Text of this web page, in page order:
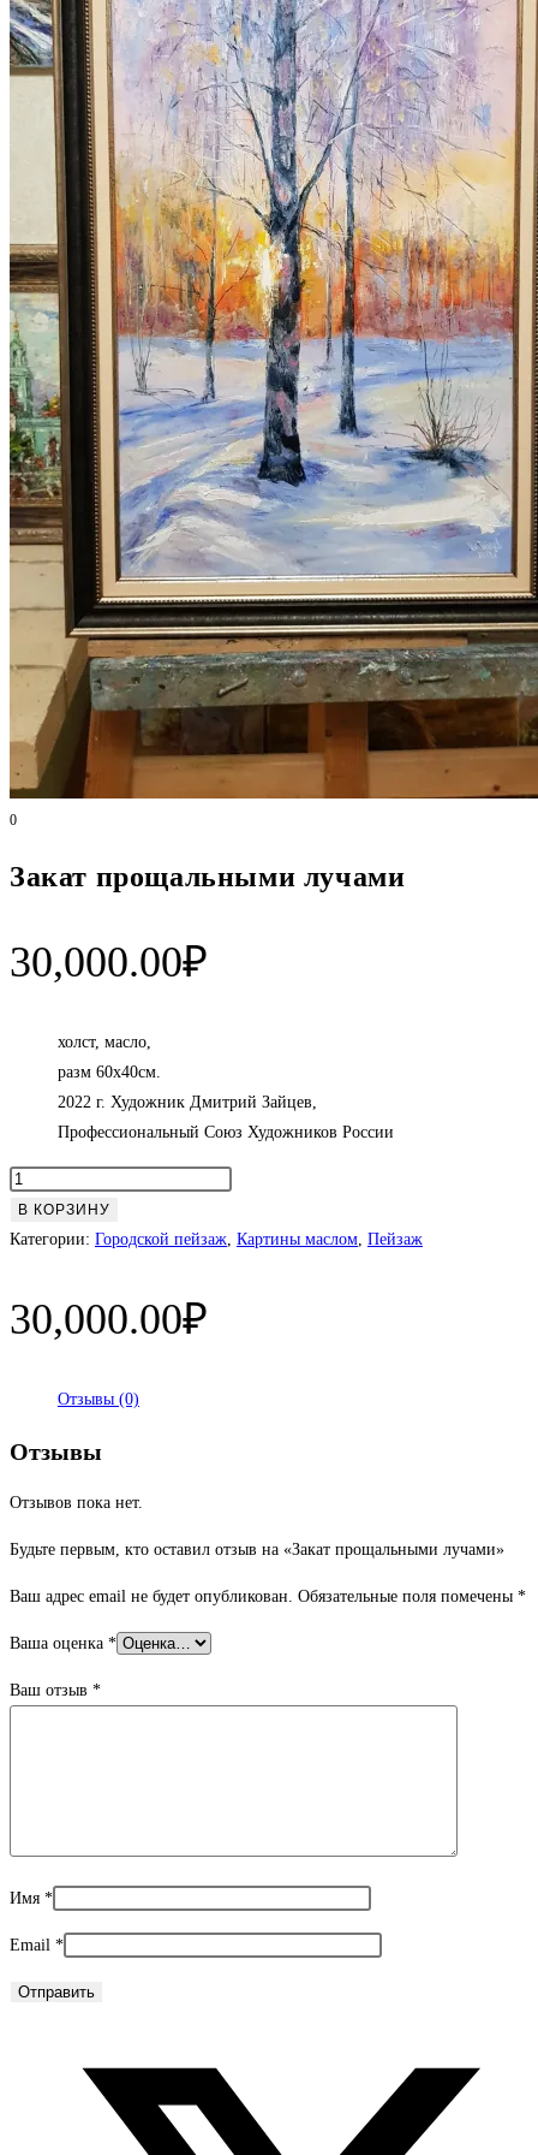
0
Закат прощальными лучами
30,000.00₽
холст, масло,
разм 60х40см.
2022 г. Художник Дмитрий Зайцев,
Профессиональный Союз Художников России
Количество
товара
Закат
В КОРЗИНУ
Категории: Городской пейзаж Картины маслом Пейзаж
30,000.00₽
Отзывы (0)
Отзывы
Отзывов пока нет.
Будьте первым, кто оставил отзыв на «Закат прощальными лучами»
Ваш адрес email не будет опубликован. Обязательные поля помечены *
Ваша оценка *
Ваш отзыв *
Имя *
Email *
новом